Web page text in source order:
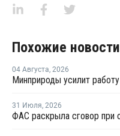
Похожие новости
04 Августа, 2026
31 Июля, 2026